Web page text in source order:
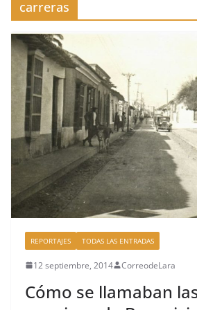
carreras
REPORTAJES TODAS LAS ENTRADAS
12 septiembre, 2014 CorreodeLara
Cómo se llamaban